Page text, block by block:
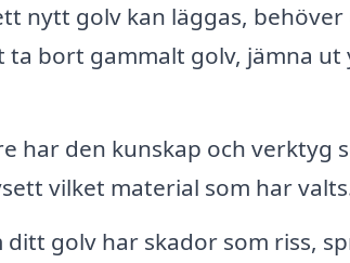
nytt golv kan läggas,
bort gammalt golv, jämna ut
har den kunskap och verktyg
vilket material som har
ditt golv har skador som riss,